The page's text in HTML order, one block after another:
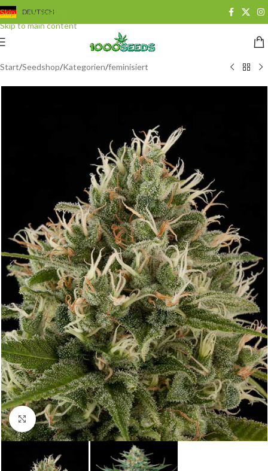
Skip to navigation
Skip to main content
DEUTSCH
Start/Seedshop/Kategorien/feminisiert
Click to enlarge